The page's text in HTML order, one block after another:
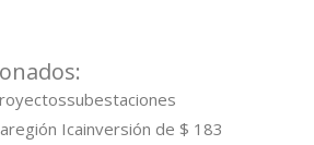
subestaciones
región Icainversión de $ 183